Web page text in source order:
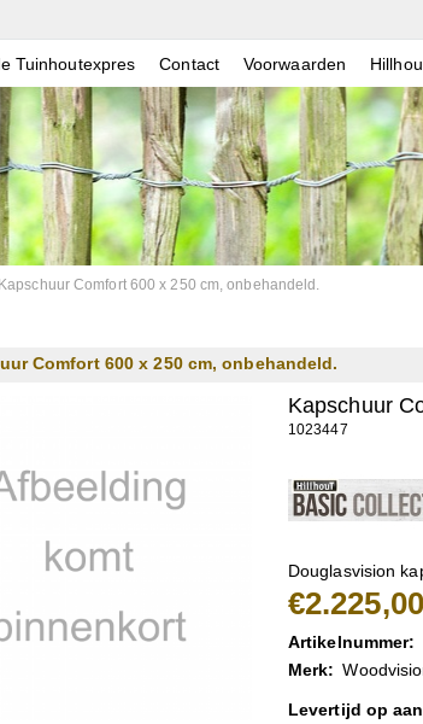
Tuinhoutexpres Contact Voorwaarden
Kapschuur Comfort 600 x 250 cm, onbehandeld.
Comfort 600 x 250 cm, onbehandeld.
Kapschuur
1023447
Douglasvision
€2.225,00
Artikelnummer:
Merk:
Levertijd op